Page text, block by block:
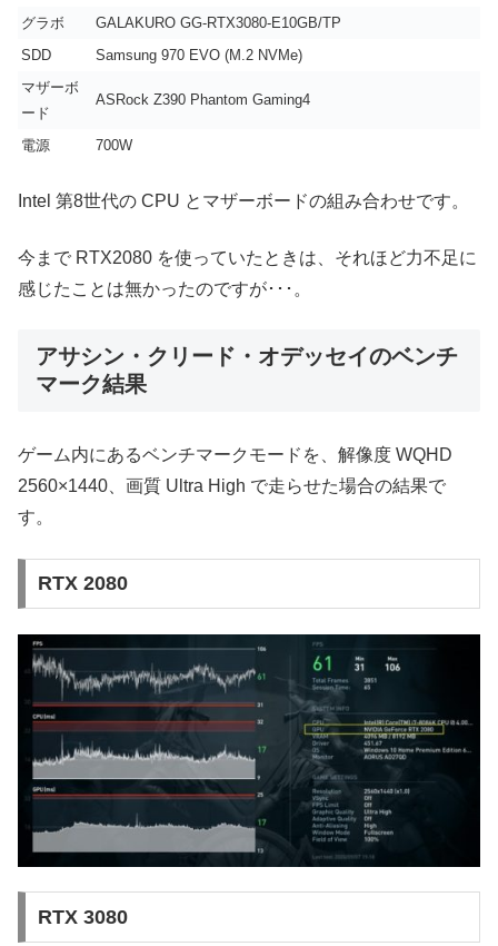
グラボ
GALAKURO GG-RTX3080-E10GB/TP
SDD
Samsung 970 EVO (M.2 NVMe)
マザーボ
ード
ASRock Z390 Phantom Gaming4
電源 700W
Intel 第8世代の CPU とマザーボードの組み合わせです。
今まで RTX2080 を使っていたときは、それほど力不足に
感じたことは無かったのですが･･･。
アサシン・クリード・オデッセイのベンチ
マーク結果
ゲーム内にあるベンチマークモードを、解像度 WQHD
2560×1440、画質 Ultra High で走らせた場合の結果で
す。
RTX 2080
RTX 3080